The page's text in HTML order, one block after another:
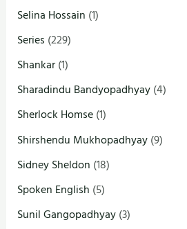
Selina Hossain (1)
Series (229)
Shankar(1)
Sharadindu Bandyopadhyay(4)
Sherlock Homse(1)
Shirshendu Mukhopadhyay(9)
Sidney Sheldon (18)
Spoken English (5)
Sunil Gangopadhyay(3)